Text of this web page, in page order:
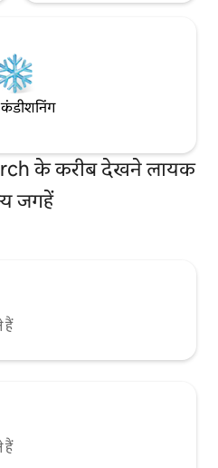
के करीब देखने लायक
जगहें
हैं
हैं